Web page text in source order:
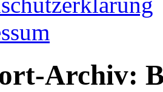
Archiv: